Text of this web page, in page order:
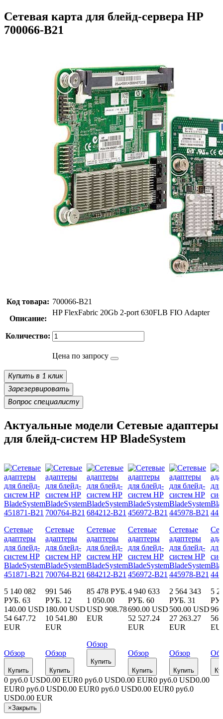
Сетевая карта для блейд-сервера HP
700066-B21
Код товара: 700066-B21
Описание:
HP FlexFabric 20Gb 2-port 630FLB FIO Adapter
Количество:
Цена по запросу
Купить в 1 клик
Зарезервировать
Вопрос специалисту
Актуальные модели Сетевые адаптеры
для блейд-систем HP BladeSystem
Сетевые
адаптеры
для блейд-
систем HP
BladeSystem
451871-B21
5 140 082
РУБ. 63
140.00 USD
54 647.72
EUR
Обзор
Купить
Сетевые
адаптеры
для блейд-
систем HP
BladeSystem
700764-B21
991 546
РУБ. 12
180.00 USD
10 541.80
EUR
Обзор
Купить
Сетевые
адаптеры
для блейд-
систем HP
BladeSystem
684212-B21
85 478 РУБ.
1 050.00
USD 908.78
EUR
Обзор
Купить
Сетевые
адаптеры
для блейд-
систем HP
BladeSystem
456972-B21
4 940 633
РУБ. 60
690.00 USD
52 527.24
EUR
Обзор
Купить
Сетевые
адаптеры
для блейд-
систем HP
BladeSystem
445978-B21
2 564 343
РУБ. 31
500.00 USD
27 263.27
EUR
Обзор
Купить
5
56
0 руб.0 USD0.00 EUR0 руб.0 USD0.00 EUR0 руб.0 USD0.00
EUR0 руб.0 USD0.00 EUR0 руб.0 USD0.00 EUR0 руб.0
USD0.00 EUR
×Закрыть